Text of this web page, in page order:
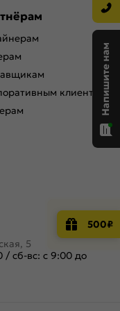
клиентам
5
/сб-вс: с 9:00 до
500₽